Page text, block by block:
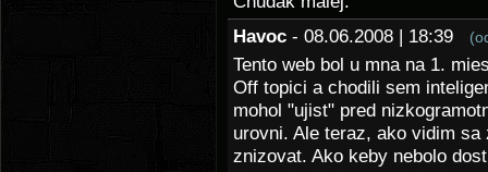
Havoc - 08.06.2008 | 18:39
Tento web bol u mna na 1.
Off topici a chodili sem
mohol "ujist" pred
urovni. Ale teraz, ako vidim
znizovat. Ako keby nebolo